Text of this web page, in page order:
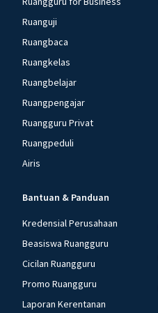
Ruanguji
Ruangbaca
Ruangkelas
Ruangbelajar
Ruangpengajar
Ruangguru Privat
Ruangpeduli
Airis
Bantuan & Panduan
Kredensial Perusahaan
Beasiswa Ruangguru
Cicilan Ruangguru
Promo Ruangguru
Laporan Kerentanan